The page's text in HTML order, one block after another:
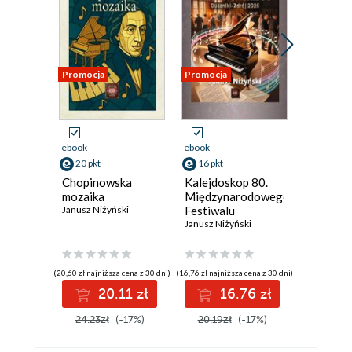
Promocja
ebook
20 pkt
Chopinowska
mozaika
Janusz Niżyński
(20,60 zł najniższa cena z 30 dni)
20.11 zł
24.23zł (-17%)
Promocja
ebook
16 pkt
Kalejdoskop 80.
Międzynarodowego
Festiwalu
Chopinowskiego
Zdroju
Janusz Niżyński
(16,76 zł najniższa cena z 30 dni)
16.76 zł
20.19zł (-17%)